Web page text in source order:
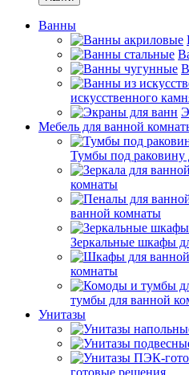
Ванны
искусственного
Мебель для ванной
Тумбы под раковину
комнаты
ванной комнаты
Зеркальные шкафы
комнаты
тумбы для ванной
Унитазы
готовые решения